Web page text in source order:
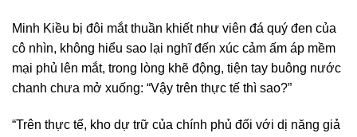
Minh Kiều bị đôi mắt thuần khiết như viên đá quý đen của
cô nhìn, không hiểu sao lại nghĩ đến xúc cảm ấm áp mềm
mại phủ lên mắt, trong lòng khẽ động, tiện tay buông nước
chanh chưa mở xuống: “Vậy trên thực tế thì sao?”
“Trên thực tế, kho dự trữ của chính phủ đối với dị năng giả